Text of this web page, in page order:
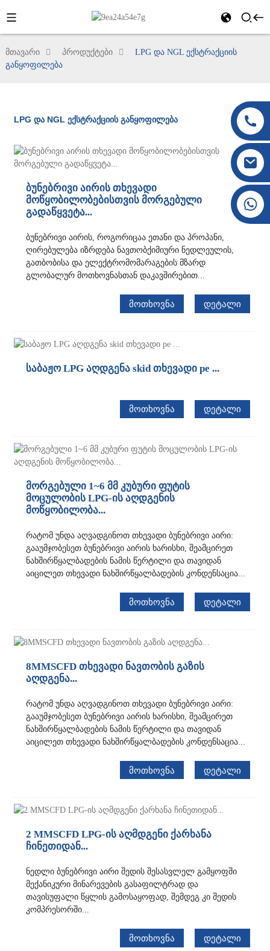
+86 177 8117 4421
მთავარი პროდუქტები
LPG და NGL ექსტრაქციის
განყოფილება
LPG და NGL ექსტრაქციის განყოფილება
ბუნებრივი აირის თხევადი
მოწყობილობებისთვის მორგებული
გადაწყვეტა...
ბუნებრივი აირის, როგორიცაა ეთანი და პროპანი,
ღირებულება იზრდება ნავთობქიმიური ნედლეულის,
გათბობისა და ელექტრომომარაგების მზარდ
გლობალურ მოთხოვნასთან დაკავშირებით...
ᲛᲝᲗᲮᲝᲕᲜᲐ ᲓᲔᲢᲐᲚᲘ
საბაჟო LPG აღდგენა skid თხევადი pe ...
ᲛᲝᲗᲮᲝᲕᲜᲐ ᲓᲔᲢᲐᲚᲘ
მორგებული 1~6 მმ კუბური ფუტის
მოცულობის LPG-ის აღდგენის
მოწყობილობა...
რატომ უნდა აღვადგინოთ თხევადი ბუნებრივი აირი:
გააუმჯობესეთ ბუნებრივი აირის ხარისხი, შეამცირეთ
ნახშირწყალბადების ნამის წერტილი და თავიდან
აიცილეთ თხევადი ნახშირწყალბადების კონდენსაცია...
ᲛᲝᲗᲮᲝᲕᲜᲐ ᲓᲔᲢᲐᲚᲘ
8MMSCFD თხევადი ნავთობის გაზის
აღდგენა...
რატომ უნდა აღვადგინოთ თხევადი ბუნებრივი აირი:
გააუმჯობესეთ ბუნებრივი აირის ხარისხი, შეამცირეთ
ნახშირწყალბადების ნამის წერტილი და თავიდან
აიცილეთ თხევადი ნახშირწყალბადების კონდენსაცია...
ᲛᲝᲗᲮᲝᲕᲜᲐ ᲓᲔᲢᲐᲚᲘ
2 MMSCFD LPG-ის აღმდგენი ქარხანა
ჩინეთიდან...
ნედლი ბუნებრივი აირი შედის შესასვლელ გამყოფში
მექანიკური მინარევების გასაფილტრად და
თავისუფალი წყლის გამოსაყოფად, შემდეგ კი შედის
კომპრესორში...
ᲛᲝᲗᲮᲝᲕᲜᲐ ᲓᲔᲢᲐᲚᲘ